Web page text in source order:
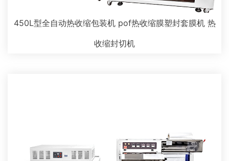
450L型全自动热收缩包装机 pof热收缩膜塑封套膜机 热
收缩封切机